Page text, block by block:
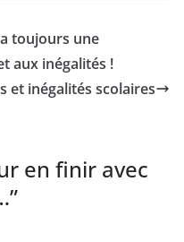
toujours une
aux inégalités !
et inégalités scolaires
en finir avec
”